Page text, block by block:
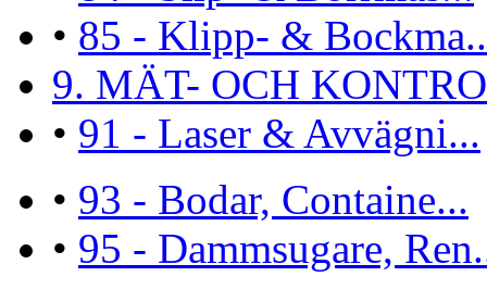
• 85 - Klipp- &
9. MÄT- OCH
• 91 - Laser & Avvägni...
• 93 - Bodar, Containe...
• 95 - Dammsugare,